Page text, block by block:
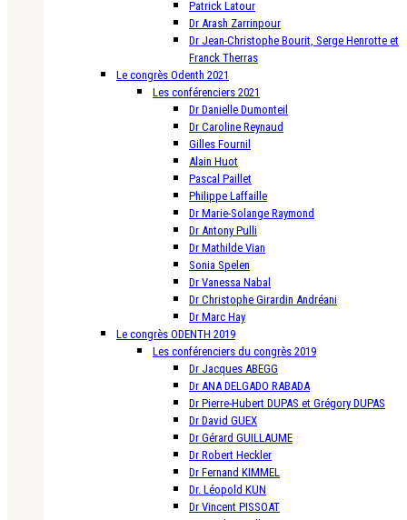
Patrick Latour
Dr Arash Zarrinpour
Dr Jean-Christophe Bourit, Serge Henrotte et
Franck Therras
Le congrès Odenth 2021
Les conférenciers 2021
Dr Danielle Dumonteil
Dr Caroline Reynaud
Gilles Fournil
Alain Huot
Pascal Paillet
Philippe Laffaille
Dr Marie-Solange Raymond
Dr Antony Pulli
Dr Mathilde Vian
Sonia Spelen
Dr Vanessa Nabal
Dr Christophe Girardin Andréani
Dr Marc Hay
Le congrès ODENTH 2019
Les conférenciers du congrès 2019
Dr Jacques ABEGG
Dr ANA DELGADO RABADA
Dr Pierre-Hubert DUPAS et Grégory DUPAS
Dr David GUEX
Dr Gérard GUILLAUME
Dr Robert Heckler
Dr Fernand KIMMEL
Dr. Léopold KUN
Dr Vincent PISSOAT